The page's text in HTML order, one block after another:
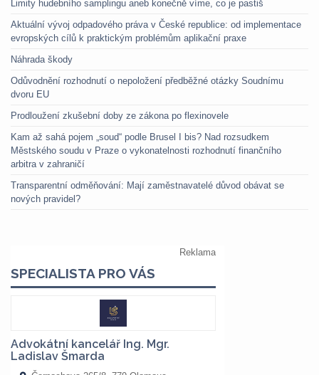
Limity hudebního samplingu aneb konečně víme, co je pastiš
Aktuální vývoj odpadového práva v České republice: od implementace
evropských cílů k praktickým problémům aplikační praxe
Náhrada škody
Odůvodnění rozhodnutí o nepoložení předběžné otázky Soudnímu
dvoru EU
Prodloužení zkušební doby ze zákona po flexinovele
Kam až sahá pojem „soud“ podle Brusel I bis? Nad rozsudkem
Městského soudu v Praze o vykonatelnosti rozhodnutí finančního
arbitra v zahraničí
Transparentní odměňování: Mají zaměstnavatelé důvod obávat se
nových pravidel?